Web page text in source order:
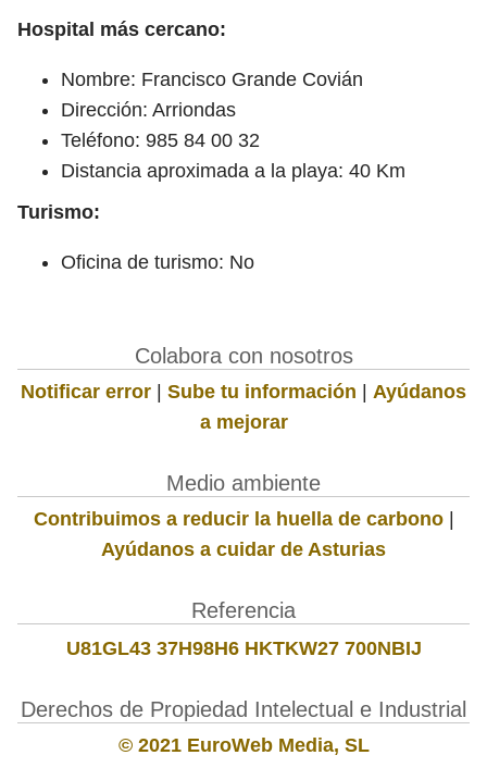
Hospital más cercano:
Nombre: Francisco Grande Covián
Dirección: Arriondas
Teléfono: 985 84 00 32
Distancia aproximada a la playa: 40 Km
Turismo:
Oficina de turismo: No
Colabora con nosotros
Notificar error | Sube tu información | Ayúdanos
a mejorar
Medio ambiente
Contribuimos a reducir la huella de carbono|
Ayúdanos a cuidar de Asturias
Referencia
U81GL43 37H98H6 HKTKW27 700NBIJ
Derechos de Propiedad Intelectual e Industrial
© 2021 EuroWeb Media, SL